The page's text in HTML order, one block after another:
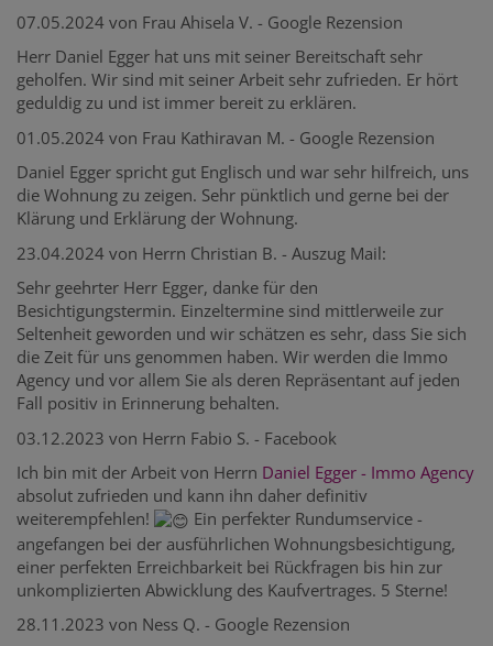
07.05.2024 von Frau Ahisela V. - Google Rezension
Herr Daniel Egger hat uns mit seiner Bereitschaft sehr
geholfen. Wir sind mit seiner Arbeit sehr zufrieden. Er hört
geduldig zu und ist immer bereit zu erklären.
01.05.2024 von Frau Kathiravan M. - Google Rezension
Daniel Egger spricht gut Englisch und war sehr hilfreich, uns
die Wohnung zu zeigen. Sehr pünktlich und gerne bei der
Klärung und Erklärung der Wohnung.
23.04.2024 von Herrn Christian B. - Auszug Mail:
Sehr geehrter Herr Egger, danke für den
Besichtigungstermin. Einzeltermine sind mittlerweile zur
Seltenheit geworden und wir schätzen es sehr, dass Sie sich
die Zeit für uns genommen haben. Wir werden die Immo
Agency und vor allem Sie als deren Repräsentant auf jeden
Fall positiv in Erinnerung behalten.
03.12.2023 von Herrn Fabio S. - Facebook
Ich bin mit der Arbeit von Herrn Daniel Egger - Immo Agency
absolut zufrieden und kann ihn daher definitiv
weiterempfehlen!
Ein perfekter Rundumservice -
angefangen bei der ausführlichen Wohnungsbesichtigung,
einer perfekten Erreichbarkeit bei Rückfragen bis hin zur
unkomplizierten Abwicklung des Kaufvertrages. 5 Sterne!
28.11.2023 von Ness Q. - Google Rezension